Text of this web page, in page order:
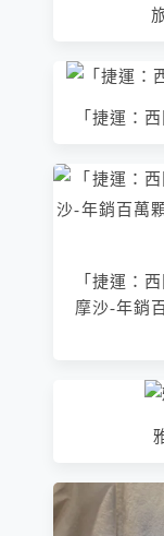
「捷運：
「捷運：
摩沙-年銷